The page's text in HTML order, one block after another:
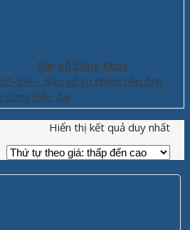
Bàn gỗ Đăng Khoa
ĐK – Bàn gỗ tự nhiên bền đẹp
hiện đại
Hiển thị kết quả duy nhất